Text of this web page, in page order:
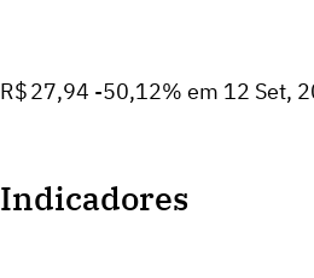
R$ 27,94 -50,12% em 12 Set,
Indicadores